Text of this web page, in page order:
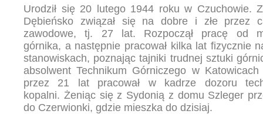
Urodził się 20 lutego 1944 roku w Czuchowie.
Dębieńsko związał się na dobre i złe przez
zawodowe, tj. 27 lat. Rozpoczął pracę od
górnika, a następnie pracował kilka lat fizycznie
stanowiskach, poznając tajniki trudnej sztuki
absolwent Technikum Górniczego w Katowicach
przez 21 lat pracował w kadrze dozoru
kopalni. Żeniąc się z Sydonią z domu Szleger
do Czerwionki, gdzie mieszka do dzisiaj.